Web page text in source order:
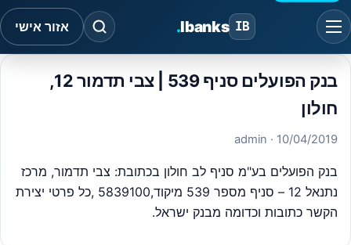
IB
Ibanks
. אזור אישי
בנק הפועלים סניף 539 | צבי תדמור 12,
חולון
10/04/2019
· admin
בנק הפועלים בע"מ סניף לב חולון בכתובת: צבי תדמור, מרכז
נתנאל 12 – סניף מספר 539 מיקוד,5839100 ,כל פרטי יצירת
הקשר כתובות וכדומה מבנק ישראל.